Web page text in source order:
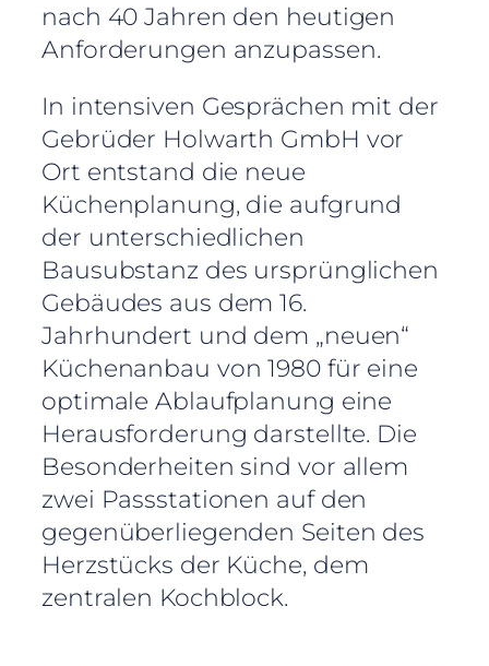
nach 40 Jahren den heutigen
Anforderungen anzupassen.
In intensiven Gesprächen mit der
Gebrüder Holwarth GmbH vor
Ort entstand die neue
Küchenplanung, die aufgrund
der unterschiedlichen
Bausubstanz des ursprünglichen
Gebäudes aus dem 16.
Jahrhundert und dem „neuen“
Küchenanbau von 1980 für eine
optimale Ablaufplanung eine
Herausforderung darstellte. Die
Besonderheiten sind vor allem
zwei Passstationen auf den
gegenüberliegenden Seiten des
Herzstücks der Küche, dem
zentralen Kochblock.